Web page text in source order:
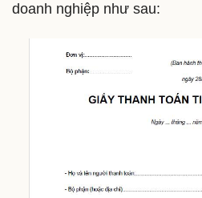
doanh nghiệp như sau: